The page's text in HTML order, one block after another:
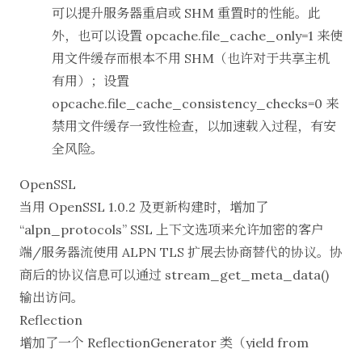
可以提升服务器重启或 SHM 重置时的性能。此
外，也可以设置 opcache.file_cache_only=1 来使
用文件缓存而根本不用 SHM（也许对于共享主机
有用）；设置
opcache.file_cache_consistency_checks=0 来
禁用文件缓存一致性检查，以加速载入过程，有安
全风险。
OpenSSL
当用 OpenSSL 1.0.2 及更新构建时，增加了
“alpn_protocols” SSL 上下文选项来允许加密的客户
端/服务器流使用 ALPN TLS 扩展去协商替代的协议。协
商后的协议信息可以通过 stream_get_meta_data()
输出访问。
Reflection
增加了一个 ReflectionGenerator 类（yield from